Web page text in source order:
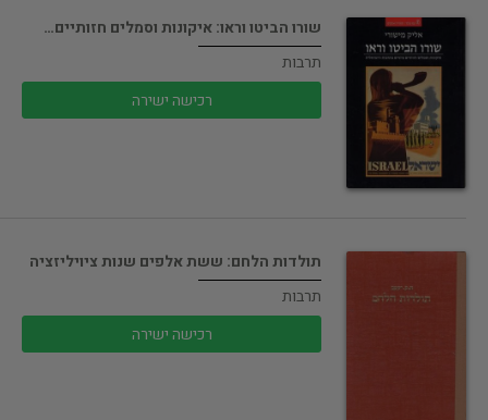
שורו הביטו וראו: איקונות וסמלים חזותיים…
תרבות
רכישה ישירה
תולדות הלחם: ששת אלפים שנות ציויליזציה
תרבות
רכישה ישירה